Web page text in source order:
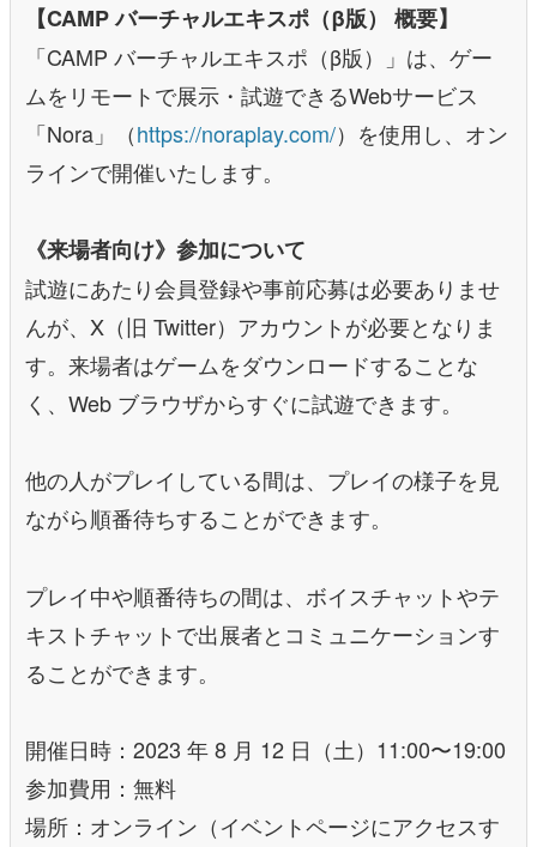
【CAMP バーチャルエキスポ（β版） 概要】
「CAMP バーチャルエキスポ（β版）」は、ゲー
ムをリモートで展示・試遊できるWebサービス
「Nora」（https://noraplay.com/）を使用し、オン
ラインで開催いたします。
《来場者向け》参加について
試遊にあたり会員登録や事前応募は必要ありませ
んが、X（旧 Twitter）アカウントが必要となりま
す。来場者はゲームをダウンロードすることな
く、Web ブラウザからすぐに試遊できます。
他の人がプレイしている間は、プレイの様子を見
ながら順番待ちすることができます。
プレイ中や順番待ちの間は、ボイスチャットやテ
キストチャットで出展者とコミュニケーションす
ることができます。
開催日時：2023 年 8 月 12 日（土）11:00〜19:00
参加費用：無料
場所：オンライン（イベントページにアクセスす